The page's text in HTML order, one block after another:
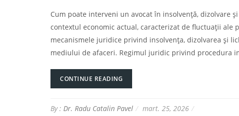
Cum poate interveni un avocat în insolvență,
contextul economic actual, caracterizat de fluctuații
mecanismele juridice privind insolvența, dizolvarea și
mediului de afaceri. Regimul juridic privind procedura
CONTINUE READING
By : Dr. Radu Catalin Pavel mart. 25, 2026